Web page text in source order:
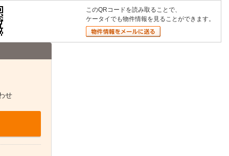
このQRコードを読み取ることで、
ケータイでも物件情報を見ることができます。
せ